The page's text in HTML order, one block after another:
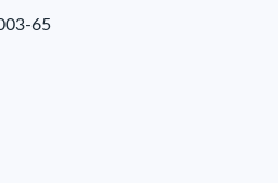
65